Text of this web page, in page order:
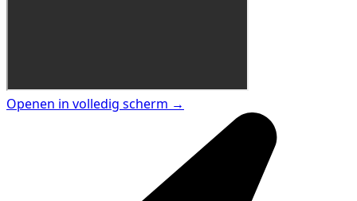
Openen in volledig scherm →